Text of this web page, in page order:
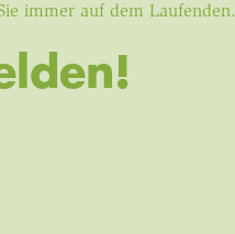
immer auf dem Laufenden.